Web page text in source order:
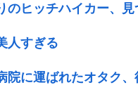
のヒッチハイカー、
人すぎる
院に運ばれたオタク